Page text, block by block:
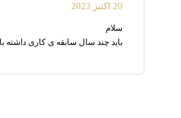
20 اکتبر 2023
سلام
باید چند سال سابقه ی کاری